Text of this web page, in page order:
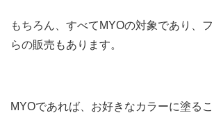
もちろん、すべてMYOの対象であり、
らの販売もあります。
MYOであれば、お好きなカラーに塗る